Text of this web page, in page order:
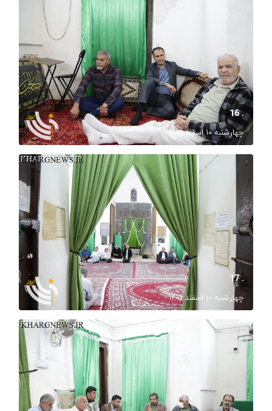
. 16
چهارشنبه ۱۰ اسفند ۱۴۰۱
. 17
چهارشنبه ۱۰ اسفند ۱۴۰۱